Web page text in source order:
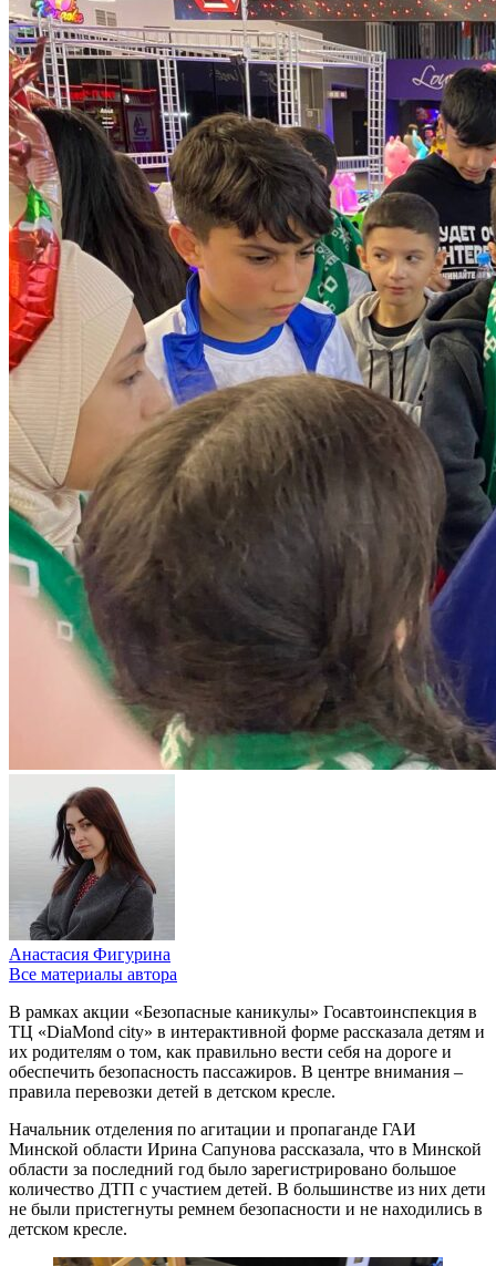
Анастасия Фигурина
Все материалы автора
В рамках акции «Безопасные каникулы» Госавтоинспекция в
ТЦ «DiaMond city» в интерактивной форме рассказала детям и
их родителям о том, как правильно вести себя на дороге и
обеспечить безопасность пассажиров. В центре внимания –
правила перевозки детей в детском кресле.
Начальник отделения по агитации и пропаганде ГАИ
Минской области Ирина Сапунова рассказала, что в Минской
области за последний год было зарегистрировано большое
количество ДТП с участием детей. В большинстве из них дети
не были пристегнуты ремнем безопасности и не находились в
детском кресле.